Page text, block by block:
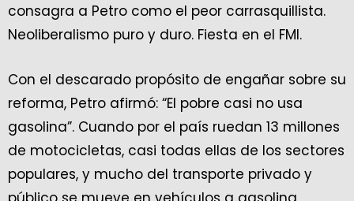
consagra a Petro como el peor carrasquillista.
Neoliberalismo puro y duro. Fiesta en el FMI.
Con el descarado propósito de engañar sobre su
reforma, Petro afirmó: “El pobre casi no usa
gasolina”. Cuando por el país ruedan 13 millones
de motocicletas, casi todas ellas de los sectores
populares, y mucho del transporte privado y